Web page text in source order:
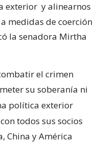
exterior y alinearnos
medidas de coerción
la senadora Mirtha
el crimen
su soberanía ni
política exterior
todos sus socios
China y América